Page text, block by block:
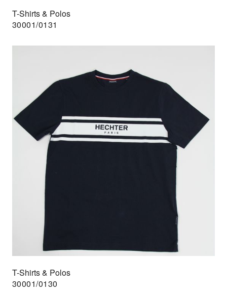
T-Shirts & Polos
30001/0131
T-Shirts & Polos
30001/0130